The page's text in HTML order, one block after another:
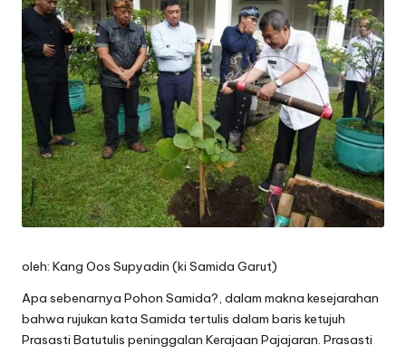
oleh: Kang Oos Supyadin (ki Samida Garut)
Apa sebenarnya Pohon Samida?, dalam makna kesejarahan
bahwa rujukan kata Samida tertulis dalam baris ketujuh
Prasasti Batutulis peninggalan Kerajaan Pajajaran. Prasasti